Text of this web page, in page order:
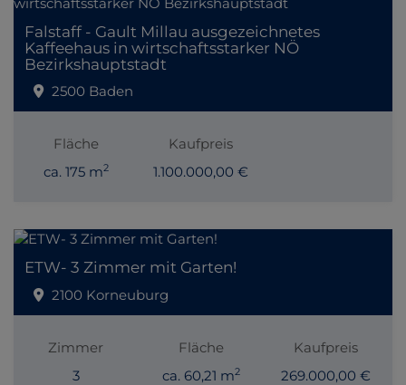
Falstaff - Gault Millau ausgezeichnetes
Kaffeehaus in wirtschaftsstarker NÖ
Bezirkshauptstadt
2500 Baden
Fläche
ca. 175 m2
Kaufpreis
1.100.000,00 €
ETW- 3 Zimmer mit Garten!
2100 Korneuburg
Zimmer
3
Fläche
ca. 60,21 m2
Kaufpreis
269.000,00 €